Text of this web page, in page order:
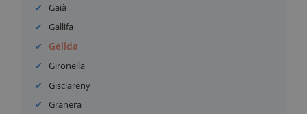
Gaià
Gallifa
Gelida
Gironella
Gisclareny
Granera